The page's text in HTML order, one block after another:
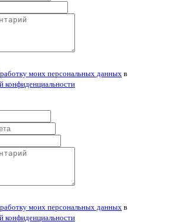
моих персональных данных в
конфиденциальности
моих персональных данных в
конфиденциальности